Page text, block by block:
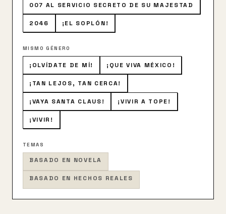
007 AL SERVICIO SECRETO DE SU MAJESTAD
2046 ¡EL SOPLÓN!
MISMO GÉNERO
¡OLVÍDATE DE MÍ! ¡QUE VIVA MÉXICO!
¡TAN LEJOS, TAN CERCA!
¡VAYA SANTA CLAUS! ¡VIVIR A TOPE!
¡VIVIR!
TEMAS
BASADO EN NOVELA
BASADO EN HECHOS REALES